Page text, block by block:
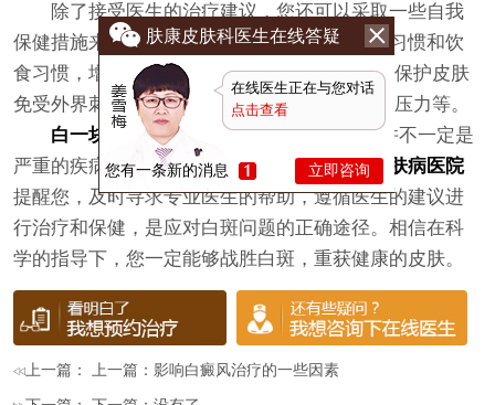
除了接受医生的治疗建议，您还可以采取一些自我
保健措施来辅助治疗。例如，保持良好的生活习惯和饮
食习惯，增强身体免疫力;避免过度暴晒阳光，保护皮肤
免受外界刺激;保持积极乐观的心态，减轻精神压力等。
白一块一块怎么办
?总之，身上出现白斑并不一定是
严重的疾病，但也不能掉以轻心。 长春肤康皮肤病医院
提醒您，及时寻求专业医生的帮助，遵循医生的建议进
行治疗和保健，是应对白斑问题的正确途径。相信在科
学的指导下，您一定能够战胜白斑，重获健康的皮肤。
上一篇： 上一篇：影响白癜风治疗的一些因素
肤康皮肤科医生在线答疑
在线医生正在与您对话
点击查看
您有一条新的消息 立即咨询